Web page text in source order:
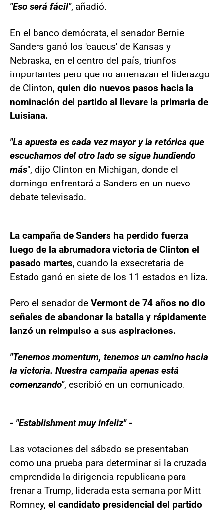
"Eso será fácil", añadió.
En el banco demócrata, el senador Bernie
Sanders ganó los 'caucus' de Kansas y
Nebraska, en el centro del país, triunfos
importantes pero que no amenazan el liderazgo
de Clinton, quien dio nuevos pasos hacia la
nominación del partido al llevare la primaria de
Luisiana.
"La apuesta es cada vez mayor y la retórica que
escuchamos del otro lado se sigue hundiendo
más", dijo Clinton en Michigan, donde el
domingo enfrentará a Sanders en un nuevo
debate televisado.
La campaña de Sanders ha perdido fuerza
luego de la abrumadora victoria de Clinton el
pasado martes, cuando la exsecretaria de
Estado ganó en siete de los 11 estados en liza.
Pero el senador de Vermont de 74 años no dio
señales de abandonar la batalla y rápidamente
lanzó un reimpulso a sus aspiraciones.
"Tenemos momentum, tenemos un camino hacia
la victoria. Nuestra campaña apenas está
comenzando", escribió en un comunicado.
- "Establishment muy infeliz" -
Las votaciones del sábado se presentaban
como una prueba para determinar si la cruzada
emprendida la dirigencia republicana para
frenar a Trump, liderada esta semana por Mitt
Romney, el candidato presidencial del partido